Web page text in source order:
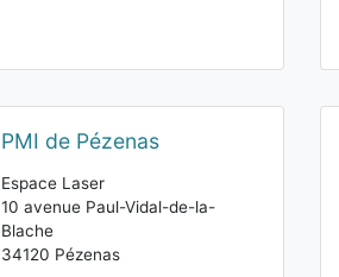
PMI de Pézenas
Espace Laser
10 avenue Paul-Vidal-de-la-
Blache
34120 Pézenas